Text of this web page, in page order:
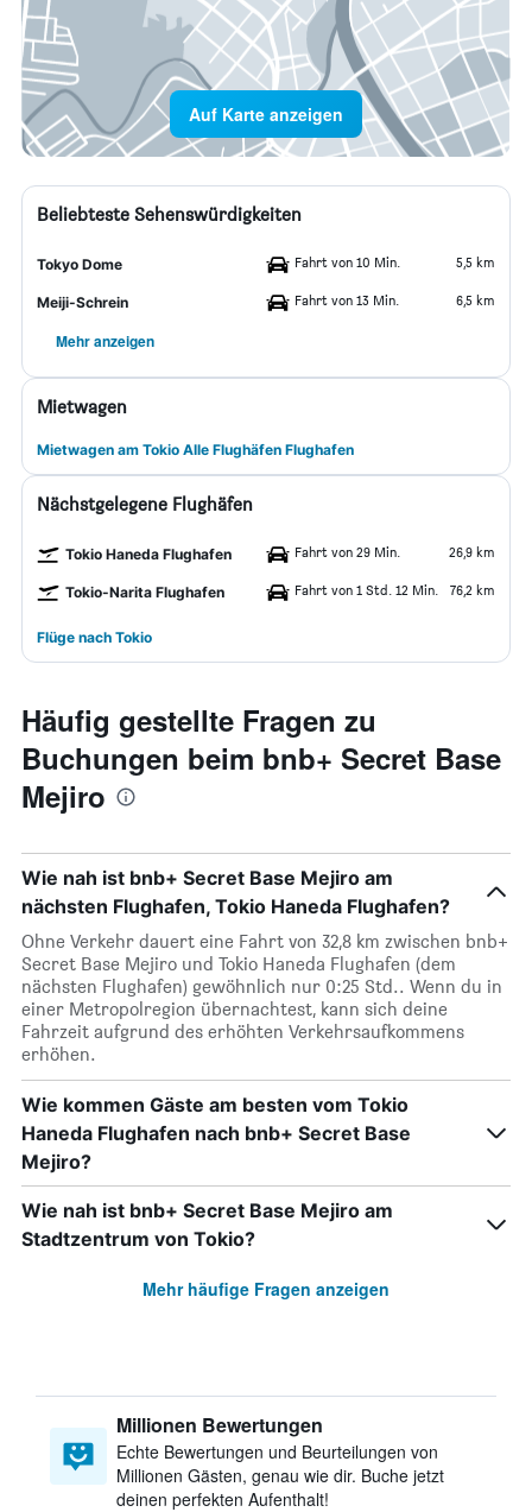
Auf Karte anzeigen
Beliebteste Sehenswürdigkeiten
Tokyo Dome Fahrt von 10 Min. 5,5 km
Meiji-Schrein Fahrt von 13 Min. 6,5 km
Mehr anzeigen
Mietwagen
Mietwagen am Tokio Alle Flughäfen Flughafen
Nächstgelegene Flughäfen
Tokio Haneda Flughafen Fahrt von 29 Min. 26,9 km
Tokio-Narita Flughafen Fahrt von 1 Std. 12 Min. 76,2 km
Flüge nach Tokio
Häufig gestellte Fragen zu
Buchungen beim bnb+ Secret Base
Mejiro
Wie nah ist bnb+ Secret Base Mejiro am
nächsten Flughafen, Tokio Haneda Flughafen?
Ohne Verkehr dauert eine Fahrt von 32,8 km zwischen bnb+
Secret Base Mejiro und Tokio Haneda Flughafen (dem
nächsten Flughafen) gewöhnlich nur 0:25 Std.. Wenn du in
einer Metropolregion übernachtest, kann sich deine
Fahrzeit aufgrund des erhöhten Verkehrsaufkommens
erhöhen.
Wie kommen Gäste am besten vom Tokio
Haneda Flughafen nach bnb+ Secret Base
Mejiro?
Wie nah ist bnb+ Secret Base Mejiro am
Stadtzentrum von Tokio?
Mehr häufige Fragen anzeigen
Millionen Bewertungen
Echte Bewertungen und Beurteilungen von
Millionen Gästen, genau wie dir. Buche jetzt
deinen perfekten Aufenthalt!